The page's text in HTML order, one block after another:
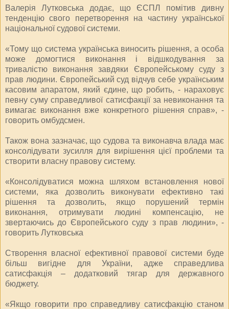
Валерія Лутковська додає, що ЄСПЛ помітив дивну
тенденцію свого перетворення на частину української
національної судової системи.
«Тому що система українська виносить рішення, а особа
може домогтися виконання і відшкодування за
тривалістю виконання завдяки Європейському суду з
прав людини. Європейський суд відчув себе українським
касовим апаратом, який єдине, що робить, - нараховує
певну суму справедливої сатисфакції за невиконання та
вимагає виконання вже конкретного рішення справ», -
говорить омбудсмен.
Також вона зазначає, що судова та виконавча влада має
консолідувати зусилля для вирішення цієї проблеми та
створити власну правову систему.
«Консолідуватися можна шляхом встановлення нової
системи, яка дозволить виконувати ефективно такі
рішення та дозволить, якщо порушений термін
виконання, отримувати людині компенсацію, не
звертаючись до Європейського суду з прав людини», -
говорить Лутковська
Створення власної ефективної правової системи буде
більш вигідне для України, адже справедлива
сатисфакція – додатковий тягар для державного
бюджету.
«Якщо говорити про справедливу сатисфакцію станом